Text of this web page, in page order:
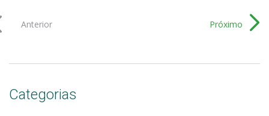
Anterior Próximo
Categorias